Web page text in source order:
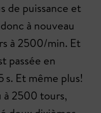
de puissance et
à nouveau
à 2500/min. Et
passée en
s. Et même plus!
à 2500 tours,